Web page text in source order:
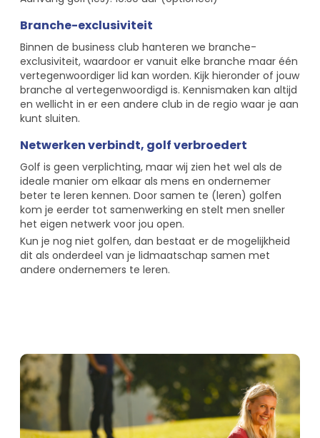
Branche-exclusiviteit
Binnen de business club hanteren we branche-
exclusiviteit, waardoor er vanuit elke branche maar één
vertegenwoordiger lid kan worden. Kijk hieronder of jouw
branche al vertegenwoordigd is. Kennismaken kan altijd
en wellicht in er een andere club in de regio waar je aan
kunt sluiten.
Netwerken verbindt, golf verbroedert
Golf is geen verplichting, maar wij zien het wel als de
ideale manier om elkaar als mens en ondernemer
beter te leren kennen. Door samen te (leren) golfen
kom je eerder tot samenwerking en stelt men sneller
het eigen netwerk voor jou open.
Kun je nog niet golfen, dan bestaat er de mogelijkheid
dit als onderdeel van je lidmaatschap samen met
andere ondernemers te leren.